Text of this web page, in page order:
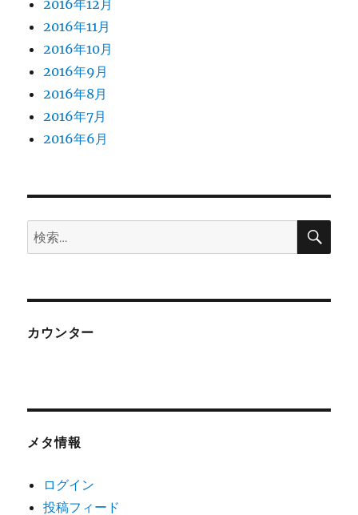
2016年12月
2016年11月
2016年10月
2016年9月
2016年8月
2016年7月
2016年6月
検
索:
検
カウンター
メタ情報
ログイン
投稿フィード